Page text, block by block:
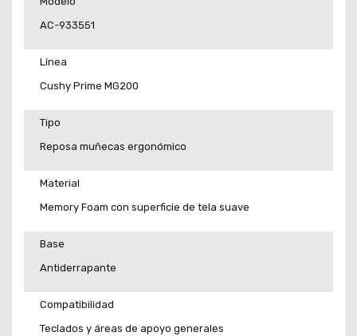
AC-933551
Línea
Cushy Prime MG200
Tipo
Reposa muñecas ergonómico
Material
Memory Foam con superficie de tela suave
Base
Antiderrapante
Compatibilidad
Teclados y áreas de apoyo generales